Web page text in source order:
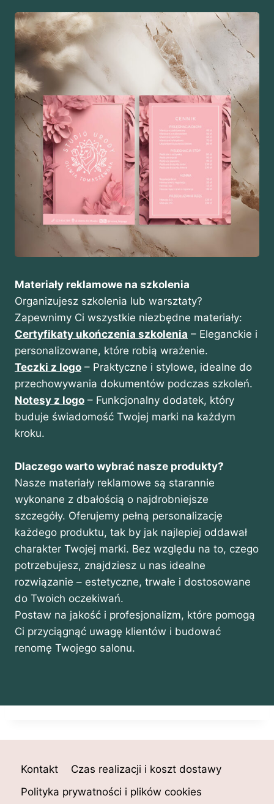
Materiały reklamowe na szkolenia
Organizujesz szkolenia lub warsztaty?
Zapewnimy Ci wszystkie niezbędne materiały:
Certyfikaty ukończenia szkolenia – Eleganckie i
personalizowane, które robią wrażenie.
Teczki z logo – Praktyczne i stylowe, idealne do
przechowywania dokumentów podczas szkoleń.
Notesy z logo – Funkcjonalny dodatek, który
buduje świadomość Twojej marki na każdym
kroku.
Dlaczego warto wybrać nasze produkty?
Nasze materiały reklamowe są starannie
wykonane z dbałością o najdrobniejsze
szczegóły. Oferujemy pełną personalizację
każdego produktu, tak by jak najlepiej oddawał
charakter Twojej marki. Bez względu na to, czego
potrzebujesz, znajdziesz u nas idealne
rozwiązanie – estetyczne, trwałe i dostosowane
do Twoich oczekiwań.
Postaw na jakość i profesjonalizm, które pomogą
Ci przyciągnąć uwagę klientów i budować
renomę Twojego salonu.
Kontakt
Czas realizacji i koszt dostawy
Polityka prywatności i plików cookies